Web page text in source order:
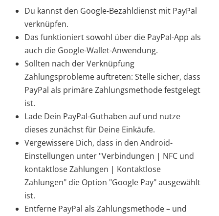
Du kannst den Google-Bezahldienst mit PayPal
verknüpfen.
Das funktioniert sowohl über die PayPal-App als
auch die Google-Wallet-Anwendung.
Sollten nach der Verknüpfung
Zahlungsprobleme auftreten: Stelle sicher, dass
PayPal als primäre Zahlungsmethode festgelegt
ist.
Lade Dein PayPal-Guthaben auf und nutze
dieses zunächst für Deine Einkäufe.
Vergewissere Dich, dass in den Android-
Einstellungen unter "Verbindungen | NFC und
kontaktlose Zahlungen | Kontaktlose
Zahlungen" die Option "Google Pay" ausgewählt
ist.
Entferne PayPal als Zahlungsmethode – und